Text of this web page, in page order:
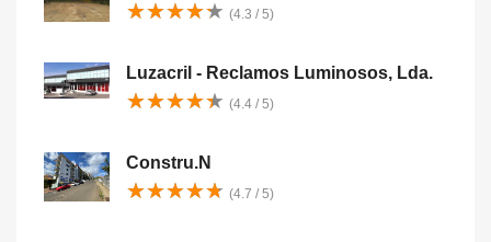
★★★★★
★★★★★ (4.3 / 5)
Luzacril - Reclamos Luminosos, Lda.
★★★★★
★★★★★ (4.4 / 5)
Constru.N
★★★★★
★★★★★ (4.7 / 5)